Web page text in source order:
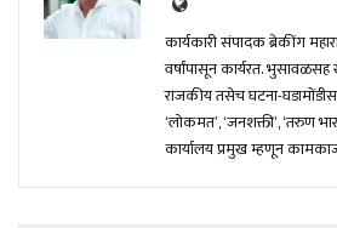
कार्यकारी संपादक ब्रेकींग
वर्षांपासून कार्यरत. भुसावळसह
राजकीय तसेच घटना-
‘लोकमत’, ‘जनशक्ती’, ‘तरुण
कार्यालय प्रमुख म्हणून